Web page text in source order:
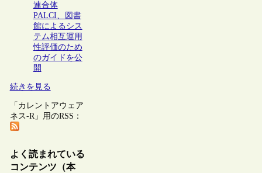
連合体
PALCI、図書
館によるシス
テム相互運用
性評価のため
のガイドを公
開
続きを見る
「カレントアウェア
ネス-R」用のRSS：
よく読まれている
コンテンツ（本